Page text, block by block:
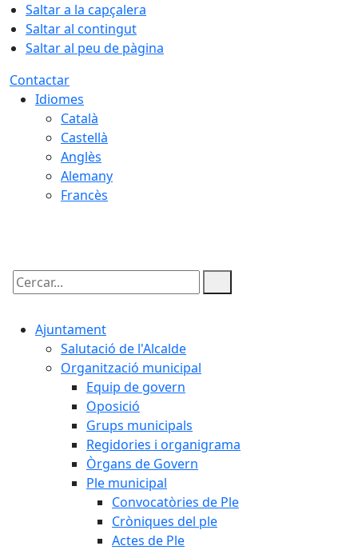
Saltar a la capçalera
Saltar al contingut
Saltar al peu de pàgina
Contactar
Idiomes
Català
Castellà
Anglès
Alemany
Francès
Cercar:
Ajuntament
Salutació de l'Alcalde
Organització municipal
Equip de govern
Oposició
Grups municipals
Regidories i organigrama
Òrgans de Govern
Ple municipal
Convocatòries de Ple
Cròniques del ple
Actes de Ple